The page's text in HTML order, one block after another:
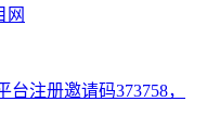
网
台注册邀请码373758，